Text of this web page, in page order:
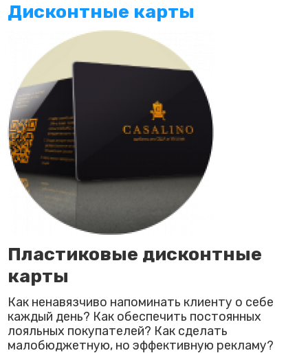
Дисконтные карты
Пластиковые дисконтные
карты
Как ненавязчиво напоминать клиенту о себе
каждый день? Как обеспечить постоянных
лояльных покупателей? Как сделать
малобюджетную, но эффективную рекламу?